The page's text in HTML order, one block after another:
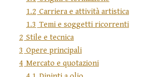
1.2 Carriera e attività artistica
1.3 Temi e soggetti ricorrenti
2 Stile e tecnica
3 Opere principali
4 Mercato e quotazioni